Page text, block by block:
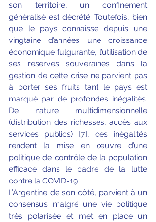
son territoire, un confinement
généralisé est décrété. Toutefois, bien
que le pays connaisse depuis une
vingtaine d’années une croissance
économique fulgurante, l’utilisation de
ses réserves souveraines dans la
gestion de cette crise ne parvient pas
à porter ses fruits tant le pays est
marqué par de profondes inégalités.
De nature multidimensionnelle
(distribution des richesses, accès aux
services publics) [7], ces inégalités
rendent la mise en œuvre d’une
politique de contrôle de la population
efficace dans le cadre de la lutte
contre la COVID-19.
L’Argentine de son côté, parvient à un
consensus malgré une vie politique
très polarisée et met en place un